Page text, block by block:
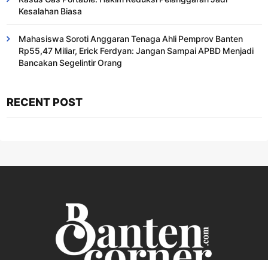
Kesalahan Biasa ​
Mahasiswa Soroti Anggaran Tenaga Ahli Pemprov Banten
Rp55,47 Miliar, Erick Ferdyan: Jangan Sampai APBD Menjadi
Bancakan Segelintir Orang
RECENT POST